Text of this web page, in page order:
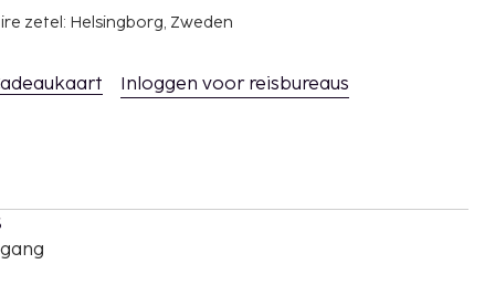
zetel: Helsingborg, Zweden
Inloggen voor reisbureaus